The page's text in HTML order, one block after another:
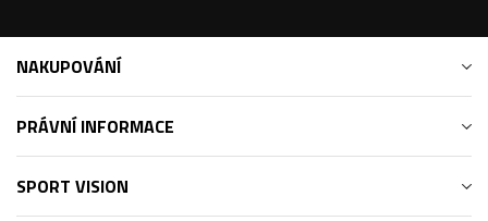
NAKUPOVÁNÍ
PRÁVNÍ INFORMACE
SPORT VISION